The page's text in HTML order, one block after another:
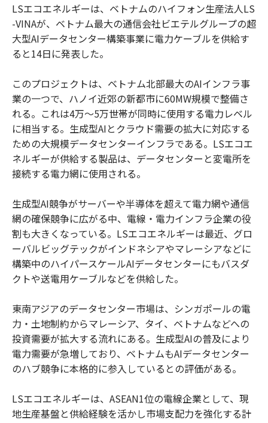
LSエコエネルギーは、ベトナムのハイフォン生産法人LS
-VINAが、ベトナム最大の通信会社ビエテルグループの超
大型AIデータセンター構築事業に電力ケーブルを供給す
ると14日に発表した。
このプロジェクトは、ベトナム北部最大のAIインフラ事
業の一つで、ハノイ近郊の新都市に60MW規模で整備さ
れる。これは4万～5万世帯が同時に使用する電力レベル
に相当する。生成型AIとクラウド需要の拡大に対応する
ための大規模データセンターインフラである。LSエコエ
ネルギーが供給する製品は、データセンターと変電所を
接続する電力網に使用される。
生成型AI競争がサーバーや半導体を超えて電力網や通信
網の確保競争に広がる中、電線・電力インフラ企業の役
割も大きくなっている。LSエコエネルギーは最近、グロ
ーバルビッグテックがインドネシアやマレーシアなどに
構築中のハイパースケールAIデータセンターにもバスダ
クトや送電用ケーブルなどを供給した。
東南アジアのデータセンター市場は、シンガポールの電
力・土地制約からマレーシア、タイ、ベトナムなどへの
投資需要が拡大する流れにある。生成型AIの普及により
電力需要が急増しており、ベトナムもAIデータセンター
のハブ競争に本格的に参入しているとの評価がある。
LSエコエネルギーは、ASEAN1位の電線企業として、現
地生産基盤と供給経験を活かし市場支配力を強化する計